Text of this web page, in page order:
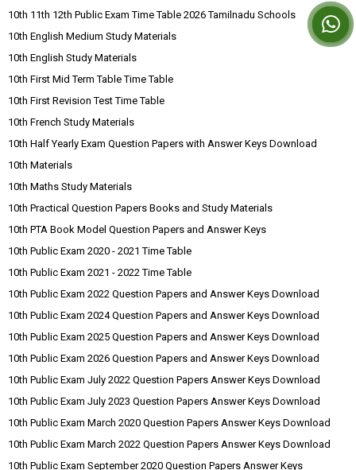
10th 11th 12th Public Exam Time Table 2026 Tamilnadu Schools
10th English Medium Study Materials
10th English Study Materials
10th First Mid Term Table Time Table
10th First Revision Test Time Table
10th French Study Materials
10th Half Yearly Exam Question Papers with Answer Keys Download
10th Materials
10th Maths Study Materials
10th Practical Question Papers Books and Study Materials
10th PTA Book Model Question Papers and Answer Keys
10th Public Exam 2020 - 2021 Time Table
10th Public Exam 2021 - 2022 Time Table
10th Public Exam 2022 Question Papers and Answer Keys Download
10th Public Exam 2024 Question Papers and Answer Keys Download
10th Public Exam 2025 Question Papers and Answer Keys Download
10th Public Exam 2026 Question Papers and Answer Keys Download
10th Public Exam July 2022 Question Papers Answer Keys Download
10th Public Exam July 2023 Question Papers Answer Keys Download
10th Public Exam March 2020 Question Papers Answer Keys Download
10th Public Exam March 2022 Question Papers Answer Keys Download
10th Public Exam September 2020 Question Papers Answer Keys